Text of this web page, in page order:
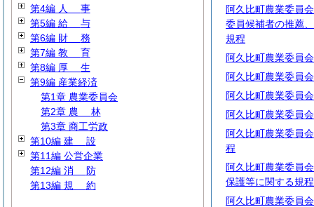
阿久比町農業委員
委員候補者の推薦
規程
阿久比町農業委員
阿久比町農業委員
阿久比町農業委員
阿久比町農業委員
阿久比町農業委員
程
阿久比町農業委員
保護等に関する規程
阿久比町農業委員
第4編 人 事
第5編 給 与
第6編 財 務
第7編 教 育
第8編 厚 生
第9編 産業経済
第1章 農業委員会
第2章 農 林
第3章 商工労政
第10編 建 設
第11編 公営企業
第12編 消 防
第13編 規 約